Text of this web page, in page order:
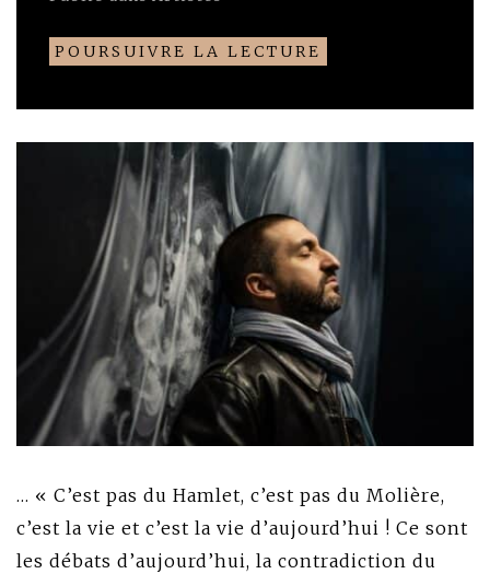
POURSUIVRE LA LECTURE
… « C’est pas du Hamlet, c’est pas du Molière,
c’est la vie et c’est la vie d’aujourd’hui ! Ce sont
les débats d’aujourd’hui, la contradiction du